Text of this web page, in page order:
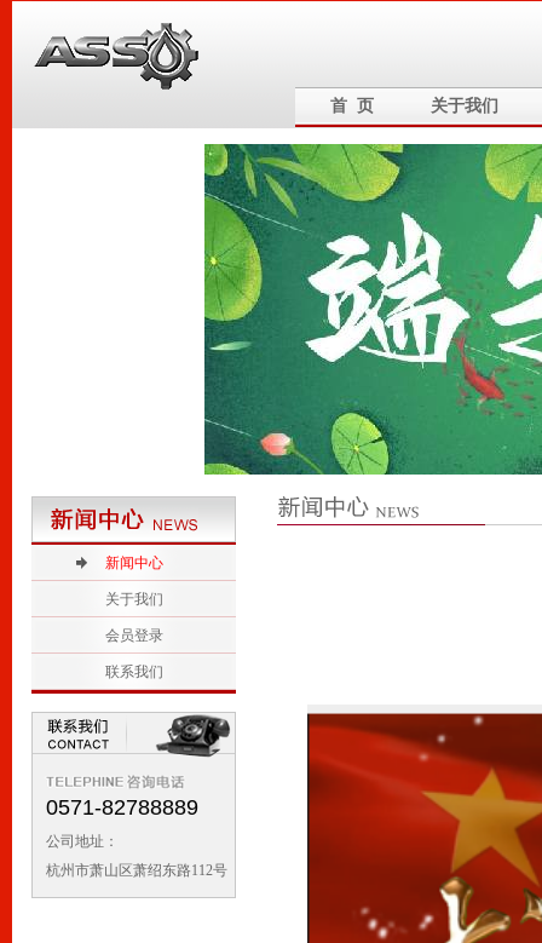
首 页 关于我们
5
3
新闻中心
关于我们
会员登录
联系我们
0571-82788889
公司地址：
杭州市萧山区萧绍东路112号